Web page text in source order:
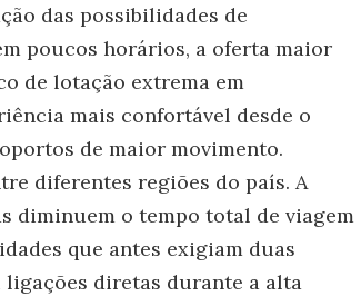
das possibilidades de
poucos horários, a oferta maior
de lotação extrema em
mais confortável desde o
de maior movimento.
diferentes regiões do país. A
diminuem o tempo total de viagem
que antes exigiam duas
ligações diretas durante a alta